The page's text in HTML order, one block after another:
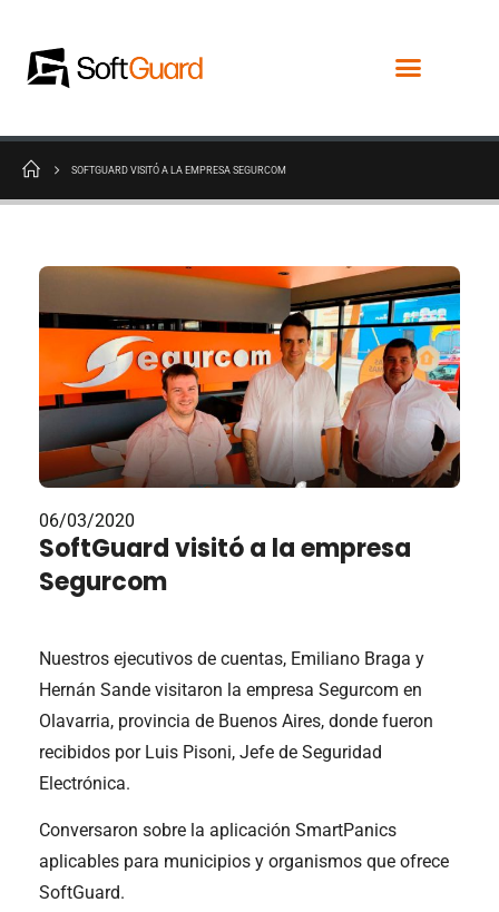
SOFTGUARD VISITÓ A LA EMPRESA SEGURCOM
06/03/2020
SoftGuard visitó a la empresa
Segurcom
Nuestros ejecutivos de cuentas, Emiliano Braga y
Hernán Sande visitaron la empresa Segurcom en
Olavarria, provincia de Buenos Aires, donde fueron
recibidos por Luis Pisoni, Jefe de Seguridad
Electrónica.
Conversaron sobre la aplicación SmartPanics
aplicables para municipios y organismos que ofrece
SoftGuard.